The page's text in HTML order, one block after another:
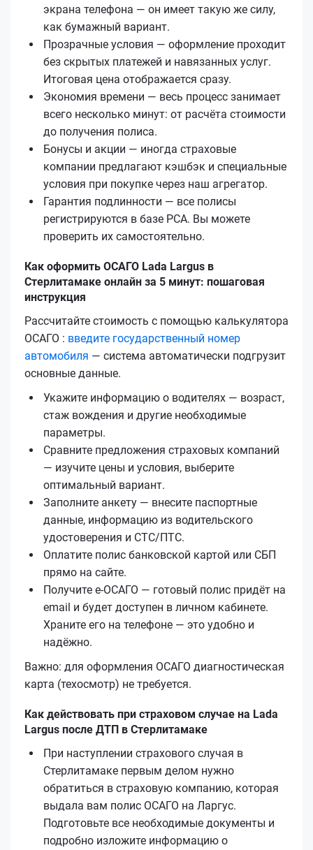
экрана телефона — он имеет такую же силу,
как бумажный вариант.
Прозрачные условия — оформление проходит
без скрытых платежей и навязанных услуг.
Итоговая цена отображается сразу.
Экономия времени — весь процесс занимает
всего несколько минут: от расчёта стоимости
до получения полиса.
Бонусы и акции — иногда страховые
компании предлагают кэшбэк и специальные
условия при покупке через наш агрегатор.
Гарантия подлинности — все полисы
регистрируются в базе РСА. Вы можете
проверить их самостоятельно.
Как оформить ОСАГО Lada Largus в
Стерлитамаке онлайн за 5 минут: пошаговая
инструкция
Рассчитайте стоимость с помощью калькулятора
ОСАГО : введите государственный номер
автомобиля — система автоматически подгрузит
основные данные.
Укажите информацию о водителях — возраст,
стаж вождения и другие необходимые
параметры.
Сравните предложения страховых компаний
— изучите цены и условия, выберите
оптимальный вариант.
Заполните анкету — внесите паспортные
данные, информацию из водительского
удостоверения и СТС/ПТС.
Оплатите полис банковской картой или СБП
прямо на сайте.
Получите е‑ОСАГО — готовый полис придёт на
email и будет доступен в личном кабинете.
Храните его на телефоне — это удобно и
надёжно.
Важно: для оформления ОСАГО диагностическая
карта (техосмотр) не требуется.
Как действовать при страховом случае на Lada
Largus после ДТП в Стерлитамаке
При наступлении страхового случая в
Стерлитамаке первым делом нужно
обратиться в страховую компанию, которая
выдала вам полис ОСАГО на Ларгус.
Подготовьте все необходимые документы и
подробно изложите информацию о